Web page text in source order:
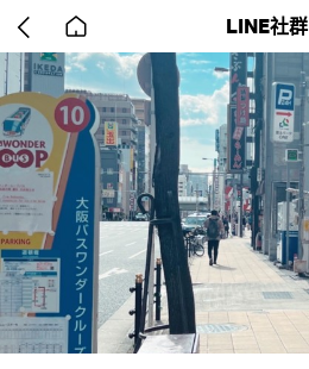
back
to
home
LINE社群